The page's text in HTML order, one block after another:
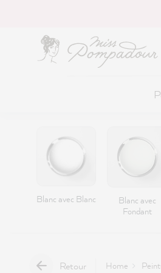
Blanc avec Blanc
Blanc avec
Fondant
Retour Home